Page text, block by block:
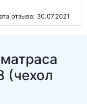
отзыва: 30.07.2021
(чехол